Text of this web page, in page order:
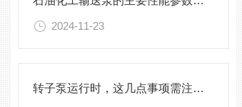
2024-11-23
转子泵运行时，这几点事项需注意！